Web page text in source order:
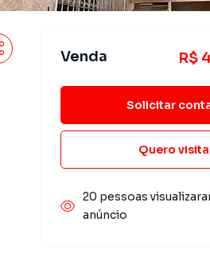
Venda R$
Solicitar
Quero
20 pessoas
anúncio